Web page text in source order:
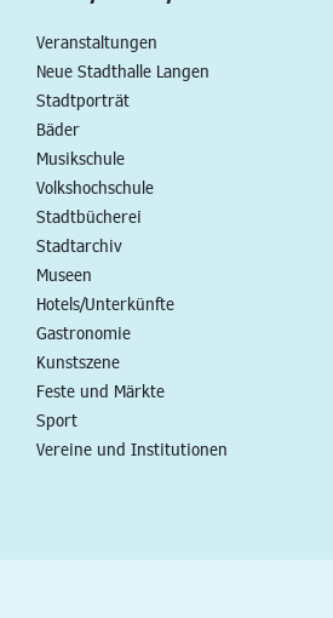
Veranstaltungen
Neue Stadthalle Langen
Stadtporträt
Bäder
Musikschule
Volkshochschule
Stadtbücherei
Stadtarchiv
Museen
Hotels/Unterkünfte
Gastronomie
Kunstszene
Feste und Märkte
Sport
Vereine und Institutionen